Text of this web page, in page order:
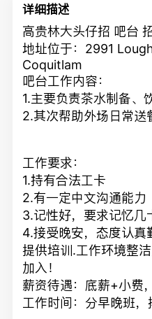
详细描述
高贵林大头仔招 吧台
地址位于：2991
Coquitlam
吧台工作内容：
1.主要负责茶水制备、
2.其次帮助外场日常送
工作要求：
1.持有合法工卡
2.有一定中文沟通能力
3.记性好，要求记忆几
4.接受晚安，态度认真
提供培训.工作环境整
加入！
薪资待遇：底薪+小费
工作时间：分早晚班，